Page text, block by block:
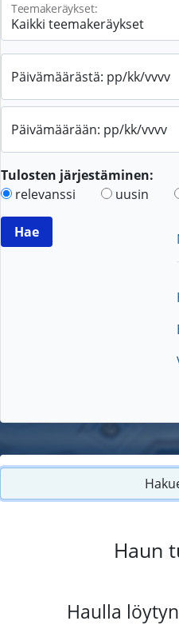
Teemakeräykset:
Päivämäärästä: pp/kk/vvvv
Päivämäärään: pp/kk/vvvv
Tulosten järjestäminen:
relevanssi
uusin
Haun
Haulla